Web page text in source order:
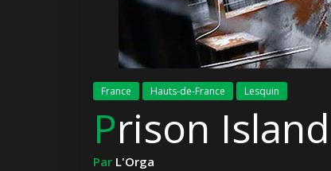
France Hauts-de-France Lesquin
Prison Island
Par L'Orga